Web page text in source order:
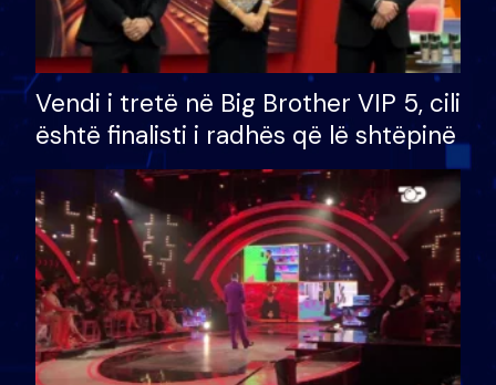
Vendi i tretë në Big Brother VIP 5, cili
është finalisti i radhës që lë shtëpinë